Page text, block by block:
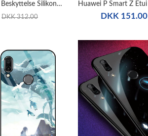
Huawei P Smart Z Etui Beskyttelse Silikone Lyserød Kreativ Cover
DKK 312.00 DKK 151.00